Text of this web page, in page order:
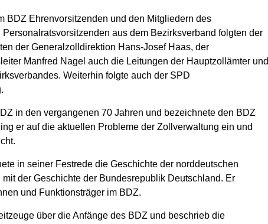
BDZ Ehrenvorsitzenden und den Mitgliedern des
aus dem Bezirksverband folgten der
der Generalzolldirektion Hans-Josef Haas, der
Manfred Nagel auch die Leitungen der Hauptzollämter und
Weiterhin folgte auch der SPD
in den vergangenen 70 Jahren und bezeichnete den BDZ
er auf die aktuellen Probleme der Zollverwaltung ein und
in seiner Festrede die Geschichte der norddeutschen
der Geschichte der Bundesrepublik Deutschland. Er
und Funktionsträger im BDZ.
über die Anfänge des BDZ und beschrieb die